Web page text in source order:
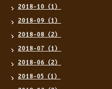
2018-10（1）
2018-09（1）
2018-08（2）
2018-07（1）
2018-06（2）
2018-05（1）